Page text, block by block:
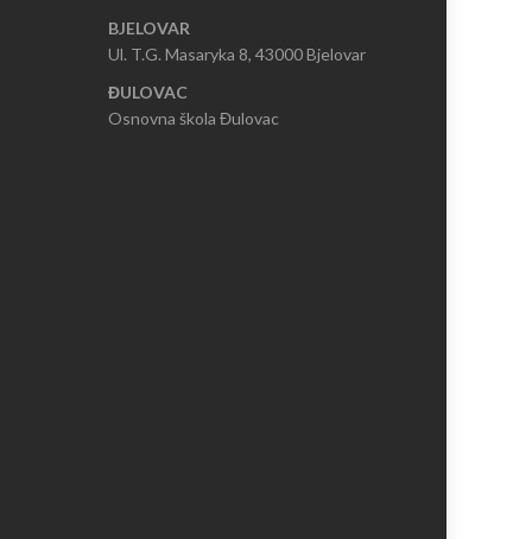
BJELOVAR
Ul. T.G. Masaryka 8, 43000 Bjelovar
ĐULOVAC
Osnovna škola Đulovac